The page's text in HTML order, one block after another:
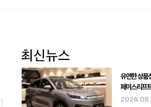
유연한 상품
페이스리프